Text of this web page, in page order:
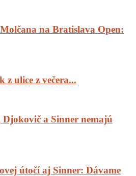
na Bratislava Open:
z ulice z večera...
a Sinner nemajú
útočí aj Sinner: Dávame